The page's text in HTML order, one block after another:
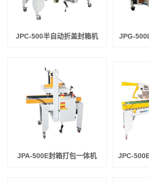
JPC-500半自动折盖封箱机 JPG-
JPA-500E封箱打包一体机